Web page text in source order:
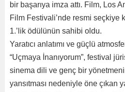
bir başarıya imza attı. Film, Los
Film Festivali’nde resmi seçkiye
1.’lik ödülünün sahibi oldu.
Yaratıcı anlatımı ve güçlü
“Uçmaya İnanıyorum”, festival
sinema dili ve genç bir
yansıtması nedeniyle öne çıkan